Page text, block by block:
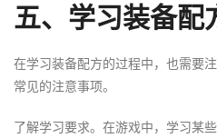
五、学习装备配
在学习装备配方的过程中，也需要
常见的注意事项。
了解学习要求。在游戏中，学习某